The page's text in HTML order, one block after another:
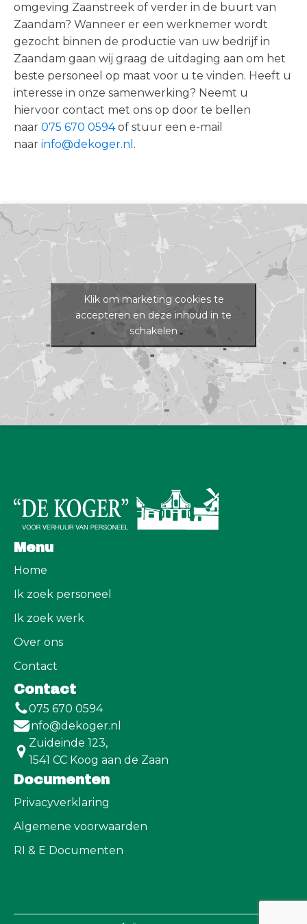
omgeving Zaanstreek of verder in de buurt van
Zaandam? Wanneer er een werknemer wordt
gezocht binnen de productie van uw bedrijf in
Zaandam gaan wij graag de uitdaging aan om het
beste personeel op maat voor u te vinden. Heeft u
interesse in onze samenwerking? Neemt u
hiervoor contact met ons op door te bellen
naar 075 670 0594of stuur een e-mail
naar info@dekoger.nl .
Klik om marketing cookies te
accepteren en deze inhoud in te
schakelen
Menu
Home
Ik zoek personeel
Ik zoek werk
Over ons
Contact
Contact
075 670 0594
info@dekoger.nl
Zuideinde 123,
1541 CC Koog aan de Zaan
Documenten
Privacyverklaring
Algemene voorwaarden
RI & E Documenten